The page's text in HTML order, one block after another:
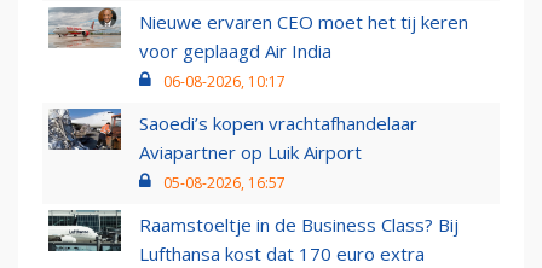
Nieuwe ervaren CEO moet het tij keren
voor geplaagd Air India
06-08-2026, 10:17
Saoedi’s kopen vrachtafhandelaar
Aviapartner op Luik Airport
05-08-2026, 16:57
Raamstoeltje in de Business Class? Bij
Lufthansa kost dat 170 euro extra